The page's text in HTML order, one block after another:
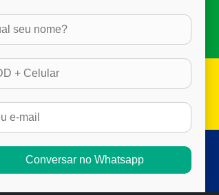
BLOG
Conversar no Whatsapp